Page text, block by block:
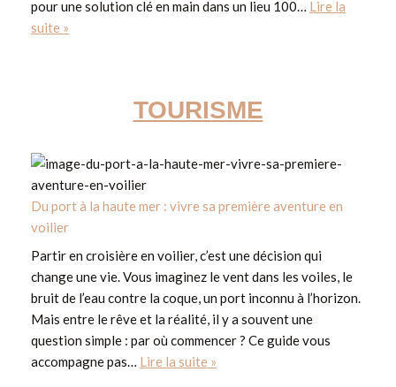
pour une solution clé en main dans un lieu 100… Lire la
suite »
TOURISME
Du port à la haute mer : vivre sa première aventure en
voilier
Partir en croisière en voilier, c’est une décision qui
change une vie. Vous imaginez le vent dans les voiles, le
bruit de l’eau contre la coque, un port inconnu à l’horizon.
Mais entre le rêve et la réalité, il y a souvent une
question simple : par où commencer ? Ce guide vous
accompagne pas… Lire la suite »